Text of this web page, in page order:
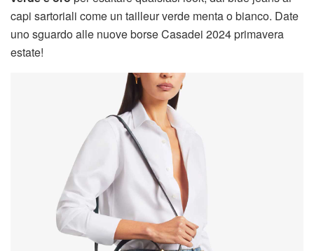
capi sartoriali come un tailleur verde menta o bianco. Date
uno sguardo alle nuove borse Casadei 2024 primavera
estate!